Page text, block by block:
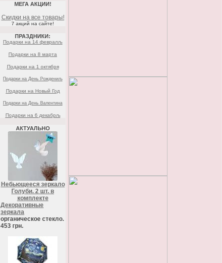
МЕГА АКЦИИ!
Скидки на все товары!
7 акций на сайте!
ПРАЗДНИКИ:
Подарки на 14 февралљ
Подарки на 8 марта
Подарки на 1 октября
Подарки на День Рождениљ
Подарки на Новый Год
Подарки на День Валентина
Подарки на 6 декабрљ
АКТУАЛЬНО
Небьющееся зеркало
Голуби. 2 шт. в
комплекте
Декоративные
зеркала
органическое стекло.
453 грн.